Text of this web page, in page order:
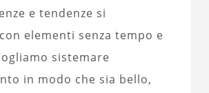
e tendenze si
elementi senza tempo e
sistemare
in modo che sia bello,